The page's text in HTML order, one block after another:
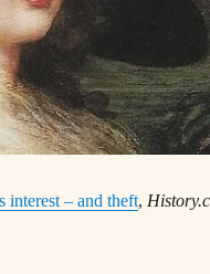
interest – and theft,